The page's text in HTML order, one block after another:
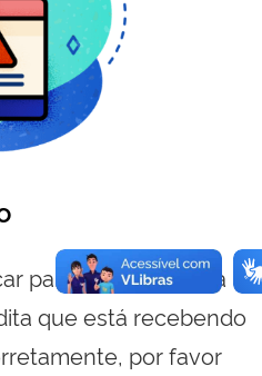
para visualizar essa
que está recebendo
por favor